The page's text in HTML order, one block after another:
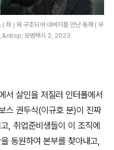
) 와 구조되어 아버지를 만난 동재 ( 우
모범택시 2, 2023
서 살인을 저질러 인터폴에서
스 권두식(이규호 분)이 진짜
취업준비생들이 이 조직에
동원하여 본부를 찾아내고